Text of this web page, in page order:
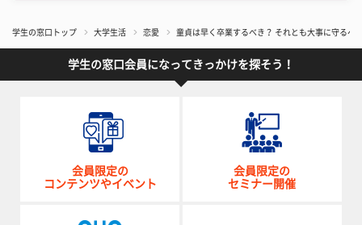
学生の窓口トップ 大学生活 恋愛 童貞は早く卒業するべき？ それとも大事に守るべ
学生の窓口会員になってきっかけを探そう！
会員限定の
コンテンツやイベント
会員限定の
セミナー開催